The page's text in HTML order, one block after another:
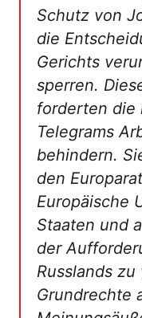
Schutz von
die
Gerichts
sperren.
forderten die
Telegrams
behindern.
den
Europäische
Staaten und
der
Russlands
Grundrechte